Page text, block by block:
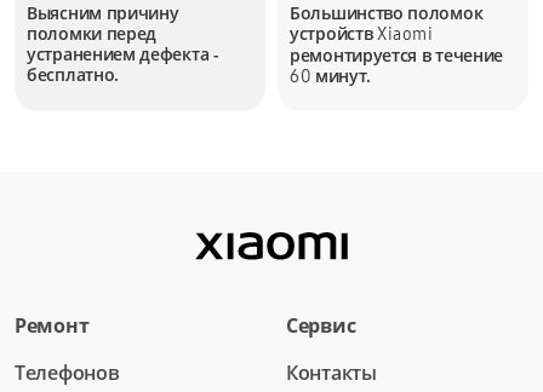
Выясним причину
поломки перед
устранением дефекта -
бесплатно.
Большинство поломок
устройствXiaomi
ремонтируется в течение
60 минут.
Ремонт
Телефонов
Сервис
Контакты